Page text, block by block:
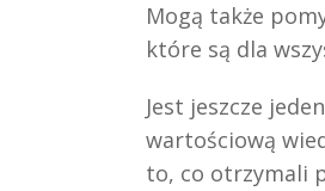
Mogą także
które są dla
Jest jeszcze
wartościową
to, co otrzymali